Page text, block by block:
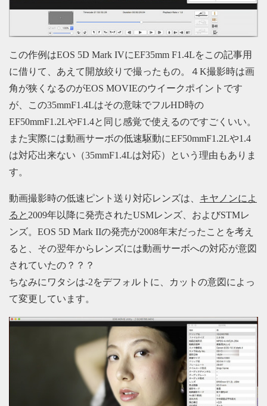
この作例はEOS 5D Mark IVにEF35mm F1.4Lをこの記事用
に借りて、あえて開放絞りで撮ったもの。４K撮影時は画
角が狭くなるのがEOS MOVIEのウイークポイントです
が、この35mmF1.4Lはその意味でフルHD時の
EF50mmF1.2LやF1.4と同じ感覚で使えるのですごくいい。
また実際には動画サーボの低速駆動にEF50mmF1.2Lや1.4
は対応出来ない（35mmF1.4Lは対応）という理由もありま
す。
動画撮影時の低速ピント送り対応レンズは、 キヤノンによ
ると 2009年以降に発売されたUSMレンズ、およびSTMレ
ンズ。EOS 5D Mark IIの発売が2008年末だったことを考え
ると、その翌年からレンズには動画サーボへの対応が意図
されていたの？？？
ちなみにワタシは-2をデフォルトに、カットの意図によっ
て変更しています。